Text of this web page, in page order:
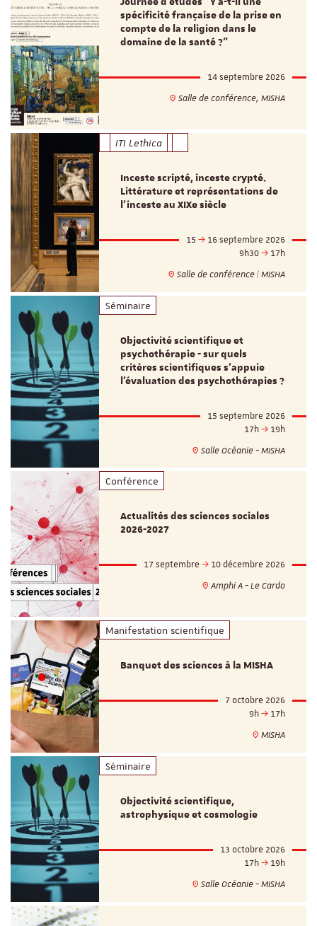
spécificité française de la prise en
compte de la religion dans le
domaine de la santé ?"
14 septembre 2026
Salle de conférence, MISHA
ITI Lethica
Inceste scripté, inceste crypté.
Littérature et représentations de
l’inceste au XIXe siècle
15
16 septembre 2026
9h30
17h
Salle de conférence | MISHA
Séminaire
Objectivité scientifique et
psychothérapie - sur quels
critères scientifiques s'appuie
l'évaluation des psychothérapies ?
15 septembre 2026
17h
19h
Salle Océanie - MISHA
Conférence
Actualités des sciences sociales
2026-2027
17 septembre
10 décembre 2026
Amphi A - Le Cardo
Manifestation scientifique
Banquet des sciences à la MISHA
7 octobre 2026
9h
17h
MISHA
Séminaire
Objectivité scientifique,
astrophysique et cosmologie
13 octobre 2026
17h
19h
Salle Océanie - MISHA